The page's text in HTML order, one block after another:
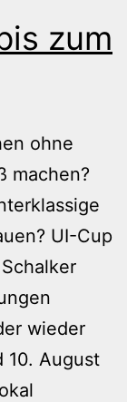
zum
ohne
machen?
UI-Cup
wieder
10. August